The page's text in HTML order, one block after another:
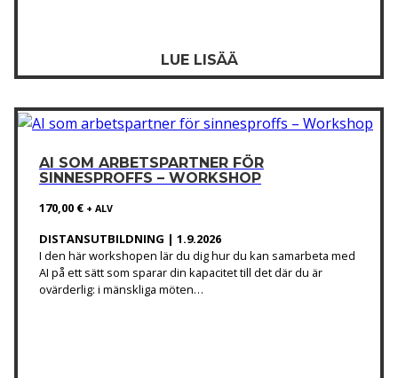
LUE LISÄÄ
AI SOM ARBETSPARTNER FÖR
SINNESPROFFS – WORKSHOP
170,00 € + ALV
DISTANSUTBILDNING | 1.9.2026
I den här workshopen lär du dig hur du kan samarbeta med
AI på ett sätt som sparar din kapacitet till det där du är
ovärderlig: i mänskliga möten…